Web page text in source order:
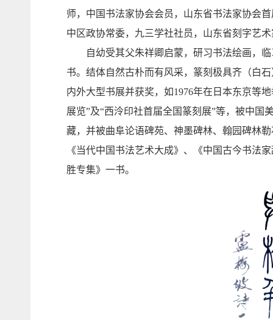
师，中国书法家协会会员，山东省书法家协会
中区政协常委，九三学社社员，山东省刻字艺
自幼受其父朱祥卿启蒙，研习书法绘画，临
书。结体自然古朴而有风采，篆刻极具齐（白
内外大型书展并获奖，如1976年在日本东京等
展览”及“西泠印社首届全国篆刻展”等，被中国
藏，并被曲阜论语碑苑、神墨碑林、翰园碑林
《当代中国书法艺术大成》、《中国古今书
胜专集》一书。